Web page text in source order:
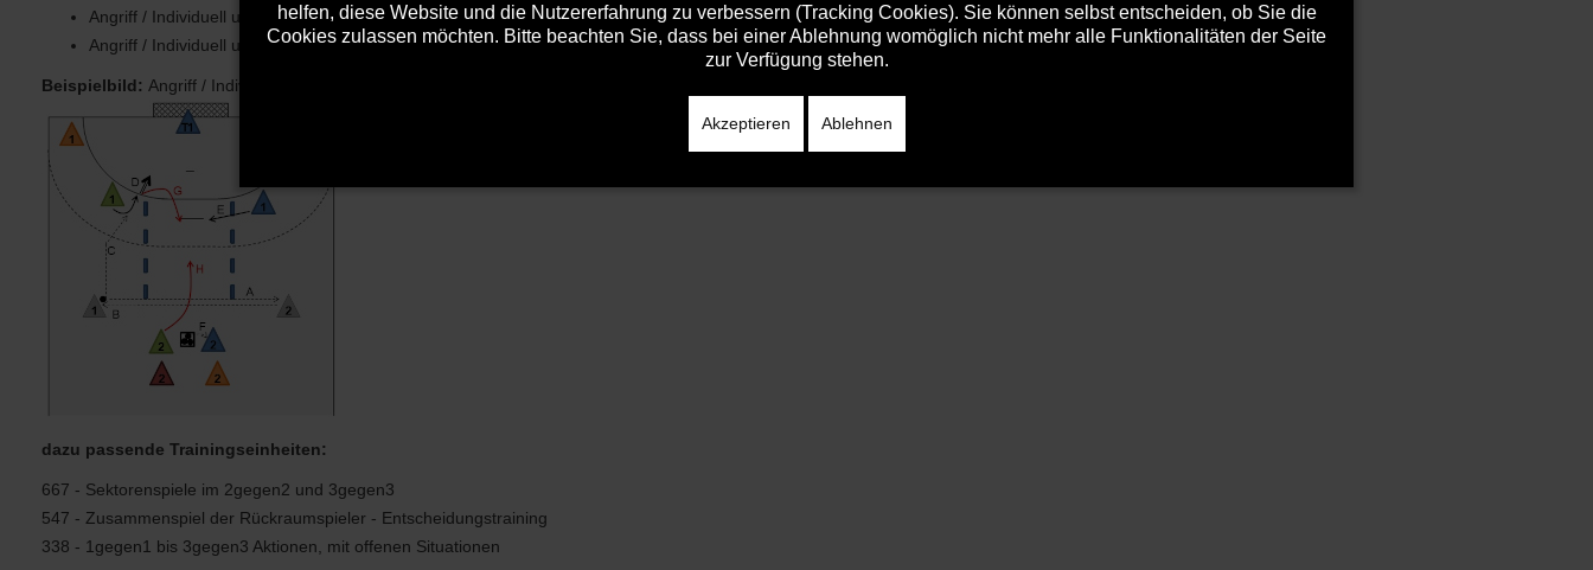
Angriff / Individuell und Kleingruppe (15/60)
Angriff / Individuell und Kleingruppe (15/75)
Beispielbild: Angriff / Individuell und in der Kleingruppe
dazu passende Trainingseinheiten:
667 - Sektorenspiele im 2gegen2 und 3gegen3
547 - Zusammenspiel der Rückraumspieler - Entscheidungstraining
338 - 1gegen1 bis 3gegen3 Aktionen, mit offenen Situationen
helfen, diese Website und die Nutzererfahrung zu verbessern (Tracking Cookies). Sie können selbst entscheiden, ob Sie die
Cookies zulassen möchten. Bitte beachten Sie, dass bei einer Ablehnung womöglich nicht mehr alle Funktionalitäten der Seite
zur Verfügung stehen.
Akzeptieren Ablehnen